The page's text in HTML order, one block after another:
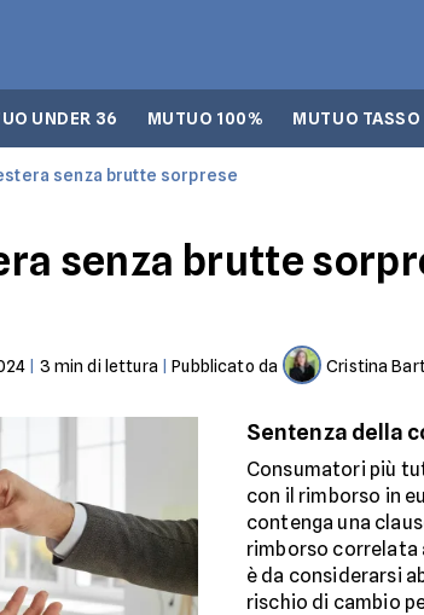
UNDER 36 MUTUO 100% MUTUO TASSO
senza brutte sorprese
senza brutte
3 min di lettura |Pubblicato da Cristina
Sentenza della
Consumatori più
con il rimborso in
contenga una
rimborso correlata
è da considerarsi
rischio di cambio